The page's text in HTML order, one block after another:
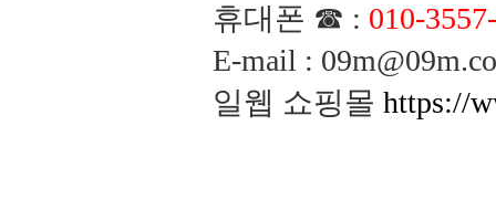
휴대폰 ☎ : 010-
E-mail :
일웹 쇼핑몰 https://